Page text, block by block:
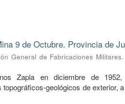
9 de Octubre. Provincia de
General de Fabricaciones
Zapla en diciembre de 1952,
geológicos de exterior,